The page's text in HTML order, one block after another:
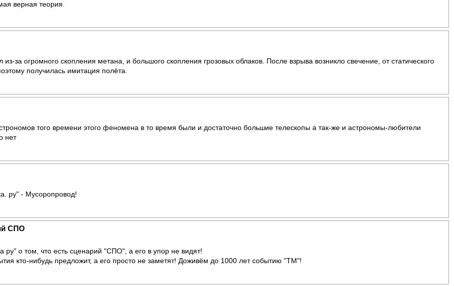
верная теория.
за огромного скопления метана, и большого скопления грозовых облаков. После взрыва возникло свечение, от статического
получилась имитация полёта.
того времени этого феномена в то время были и достаточно большие телескопы а так-же и астрономы-любители
нет
ру" - Мусоропровод!
СПО
ру" о том, что есть сценарий "СПО", а его в упор не видят!
кто-нибудь предложит, а его просто не заметят! Доживём до 1000 лет событию "ТМ"!